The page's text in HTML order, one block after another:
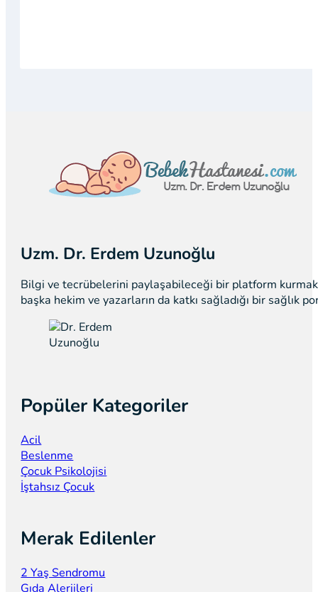
Uzm. Dr. Erdem Uzunoğlu
Bilgi ve tecrübelerini paylaşabileceği bir platform kurmak
başka hekim ve yazarların da katkı sağladığı bir sağlık
Popüler Kategoriler
Acil
Beslenme
Çocuk Psikolojisi
İştahsız Çocuk
Merak Edilenler
2 Yaş Sendromu
Gıda Alerjileri